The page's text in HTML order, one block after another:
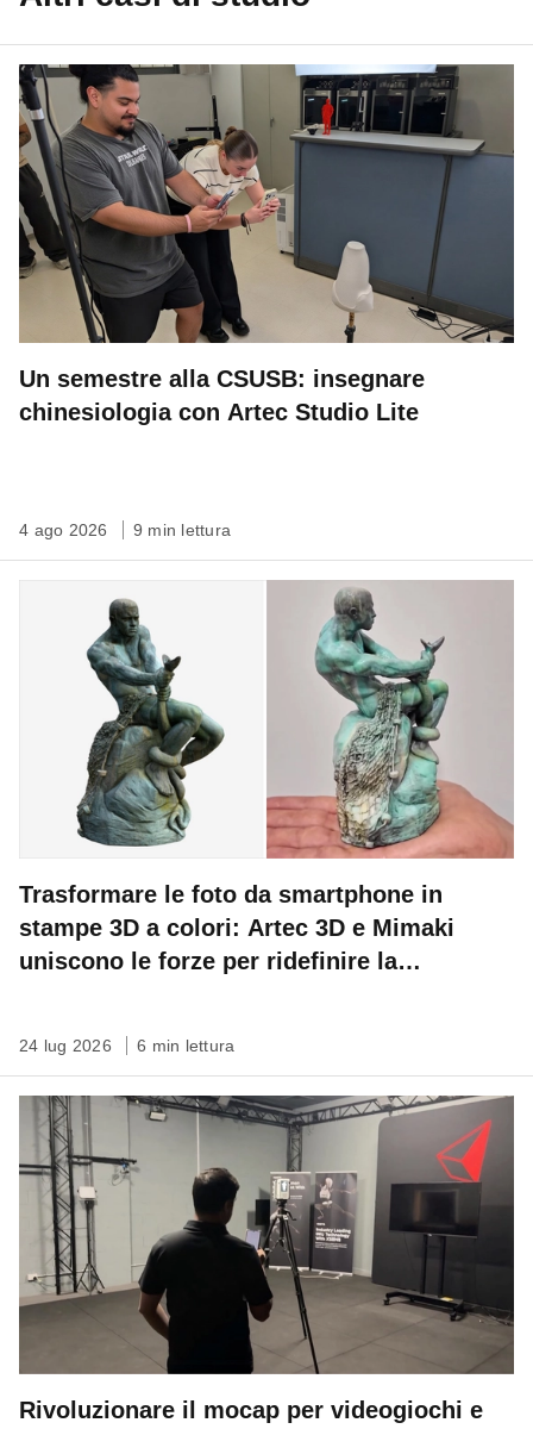
Un semestre alla CSUSB: insegnare
chinesiologia con Artec Studio Lite
4 ago 2026 9 min lettura
Trasformare le foto da smartphone in
stampe 3D a colori: Artec 3D e Mimaki
uniscono le forze per ridefinire la
24 lug 2026 6 min lettura
Rivoluzionare il mocap per videogiochi e